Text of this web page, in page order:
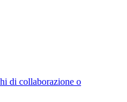
di collaborazione o